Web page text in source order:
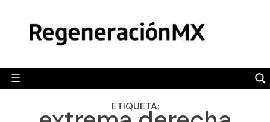
content
☰
POLÍTICA
CAMALEÓN
OPINIÓN
ETIQUETA: